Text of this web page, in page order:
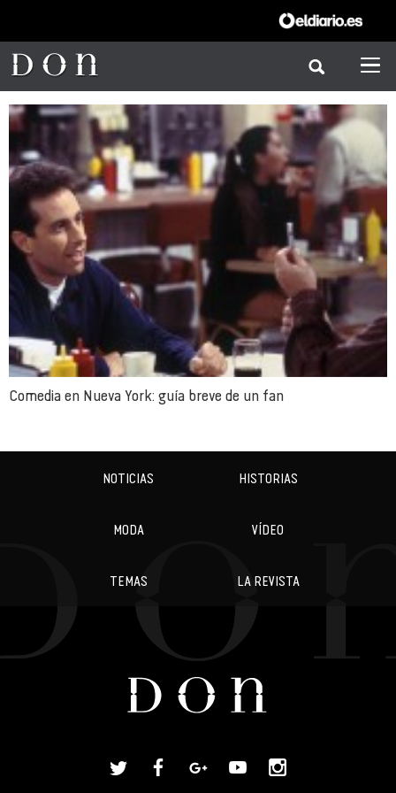
Comedia en Nueva York: guía breve de un fan
NOTICIAS HISTORIAS
MODA VÍDEO
TEMAS LA REVISTA